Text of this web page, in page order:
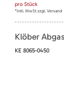
pro Stück
*inkl. MwSt zzgl. Versand
Klöber
KE 8065-0450